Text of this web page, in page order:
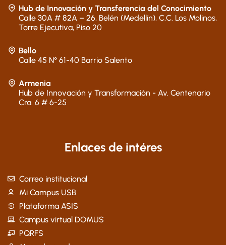
Hub de Innovación y Transferencia del Conocimiento
Calle 30A # 82A – 26, Belén (Medellín), C.C. Los Molinos,
Torre Ejecutiva, Piso 20
Bello
Calle 45 N° 61-40 Barrio Salento
Armenia
Hub de Innovación y Transformación - Av. Centenario
Cra. 6 # 6-25
Enlaces de intéres
Correo institucional
Mi Campus USB
Plataforma ASIS
Campus virtual DOMUS
PQRFS